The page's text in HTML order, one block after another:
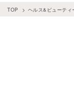
TOP ヘルス&ビューティ